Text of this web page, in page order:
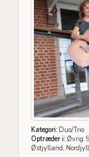
Kategori:Duo/Trio
Optræder i:Øvrig
Østjylland,